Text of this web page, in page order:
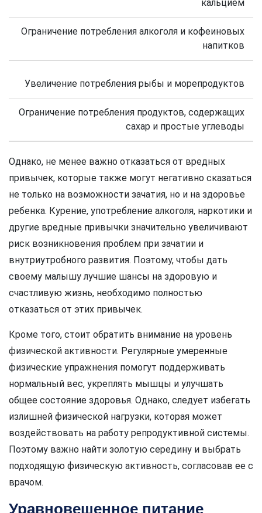
кальцием
Ограничение потребления алкоголя и кофеиновых
напитков
Увеличение потребления рыбы и морепродуктов
Ограничение потребления продуктов, содержащих
сахар и простые углеводы
Однако, не менее важно отказаться от вредных
привычек, которые также могут негативно сказаться
не только на возможности зачатия, но и на здоровье
ребенка. Курение, употребление алкоголя, наркотики и
другие вредные привычки значительно увеличивают
риск возникновения проблем при зачатии и
внутриутробного развития. Поэтому, чтобы дать
своему малышу лучшие шансы на здоровую и
счастливую жизнь, необходимо полностью
отказаться от этих привычек.
Кроме того, стоит обратить внимание на уровень
физической активности. Регулярные умеренные
физические упражнения помогут поддерживать
нормальный вес, укреплять мышцы и улучшать
общее состояние здоровья. Однако, следует избегать
излишней физической нагрузки, которая может
воздействовать на работу репродуктивной системы.
Поэтому важно найти золотую середину и выбрать
подходящую физическую активность, согласовав ее с
врачом.
Уравновешенное питание